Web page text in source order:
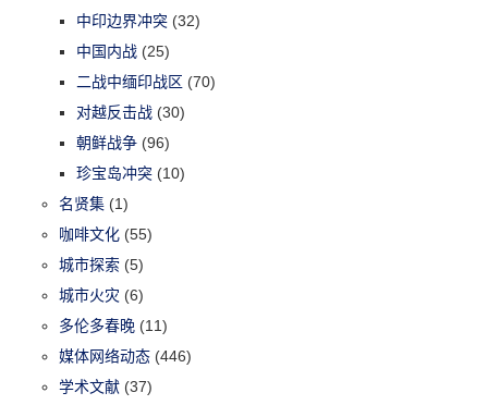
中印边界冲突 (32)
中国内战 (25)
二战中缅印战区 (70)
对越反击战 (30)
朝鲜战争 (96)
珍宝岛冲突 (10)
名贤集 (1)
咖啡文化 (55)
城市探索 (5)
城市火灾 (6)
多伦多春晚 (11)
媒体网络动态 (446)
学术文献 (37)